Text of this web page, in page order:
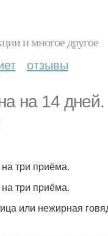
и многое другое
отзывы
на 14 дней.
три приёма.
три приёма.
или нежирная